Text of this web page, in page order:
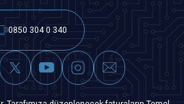
0850 304 0 340